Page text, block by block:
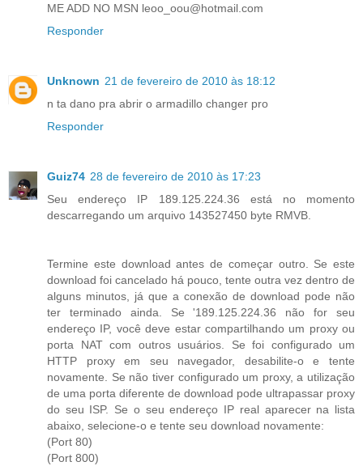
ME ADD NO MSN leoo_oou@hotmail.com
Responder
Unknown 21 de fevereiro de 2010 às 18:12
n ta dano pra abrir o armadillo changer pro
Responder
Guiz74 28 de fevereiro de 2010 às 17:23
Seu endereço IP 189.125.224.36 está no momento
descarregando um arquivo 143527450 byte RMVB.
Termine este download antes de começar outro. Se este
download foi cancelado há pouco, tente outra vez dentro de
alguns minutos, já que a conexão de download pode não
ter terminado ainda. Se '189.125.224.36 não for seu
endereço IP, você deve estar compartilhando um proxy ou
porta NAT com outros usuários. Se foi configurado um
HTTP proxy em seu navegador, desabilite-o e tente
novamente. Se não tiver configurado um proxy, a utilização
de uma porta diferente de download pode ultrapassar proxy
do seu ISP. Se o seu endereço IP real aparecer na lista
abaixo, selecione-o e tente seu download novamente:
(Port 80)
(Port 800)